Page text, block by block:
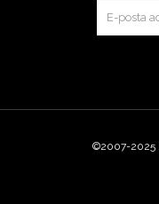
©2007-2025